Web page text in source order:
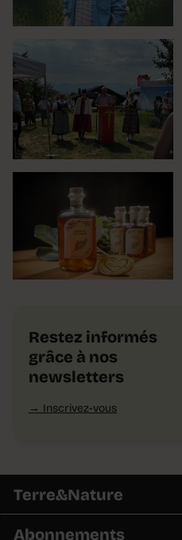
Restez informés
grâce à nos
newsletters
Inscrivez-vous
Terre&Nature
Abonnements